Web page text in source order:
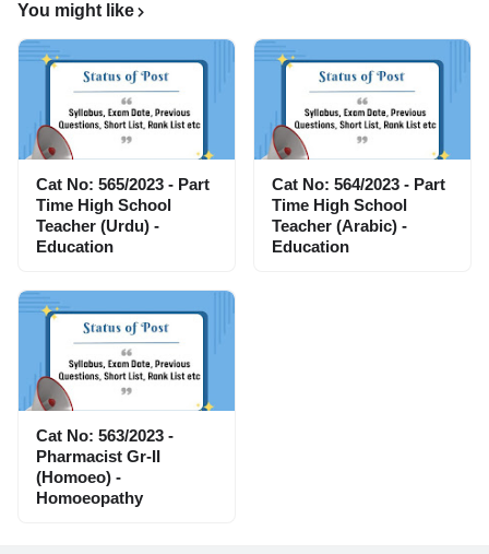
You might like
Cat No: 565/2023 - Part
Time High School
Teacher (Urdu) -
Education
Cat No: 564/2023 - Part
Time High School
Teacher (Arabic) -
Education
Cat No: 563/2023 -
Pharmacist Gr-II
(Homoeo) -
Homoeopathy